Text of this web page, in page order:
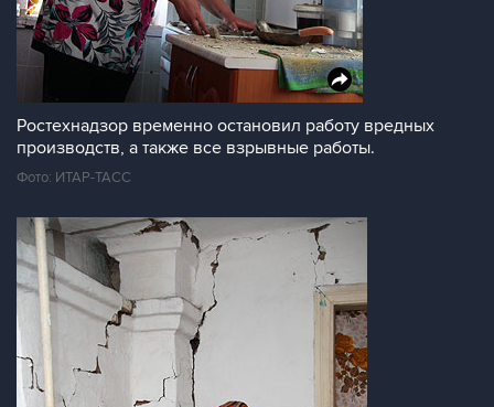
Ростехнадзор временно остановил работу вредных
производств, а также все взрывные работы.
Фото: ИТАР-ТАСС